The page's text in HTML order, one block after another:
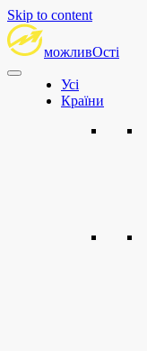
Skip to content
можливОсті
Усі
Країни